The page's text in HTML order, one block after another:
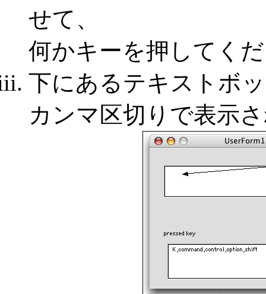
せて、
何かキーを押してく
下にあるテキストボ
カンマ区切りで表示